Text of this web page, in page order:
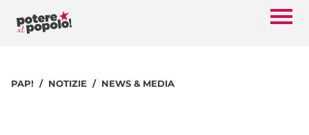
PAP! NOTIZIE NEWS & MEDIA